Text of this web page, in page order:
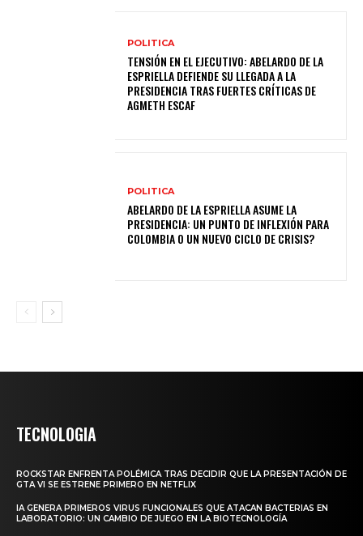
POLITICA
TENSIÓN EN EL EJECUTIVO: ABELARDO DE LA
ESPRIELLA DEFIENDE SU LLEGADA A LA
PRESIDENCIA TRAS FUERTES CRÍTICAS DE
AGMETH ESCAF
POLITICA
ABELARDO DE LA ESPRIELLA ASUME LA
PRESIDENCIA: UN PUNTO DE INFLEXIÓN PARA
COLOMBIA O UN NUEVO CICLO DE CRISIS?
TECNOLOGIA
ROCKSTAR ENFRENTA POLÉMICA TRAS DECIDIR QUE LA PRESENTACIÓN DE
GTA VI SE ESTRENE PRIMERO EN NETFLIX
IA GENERA PRIMEROS VIRUS FUNCIONALES QUE ATACAN BACTERIAS EN
LABORATORIO: UN CAMBIO DE JUEGO EN LA BIOTECNOLOGÍA